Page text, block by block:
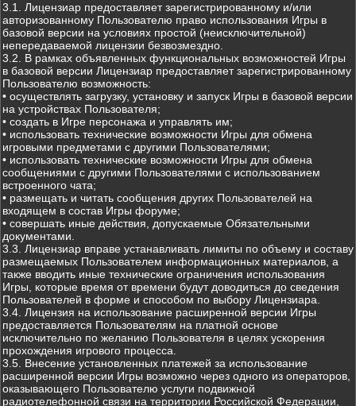
3.1. Лицензиар предоставляет зарегистрированному и/или
авторизованному Пользователю право использования Игры в
базовой версии на условиях простой (неисключительной)
непередаваемой лицензии безвозмездно.
3.2. В рамках объявленных функциональных возможностей Игры
в базовой версии Лицензиар предоставляет зарегистрированному
Пользователю возможность:
• осуществлять загрузку, установку и запуск Игры в базовой версии
на устройствах Пользователя;
• создать в Игре персонажа и управлять им;
• использовать технические возможности Игры для обмена
игровыми предметами с другими Пользователями;
• использовать технические возможности Игры для обмена
сообщениями с другими Пользователями с использованием
встроенного чата;
• размещать и читать сообщения других Пользователей на
входящем в состав Игры форуме;
• совершать иные действия, допускаемые Обязательными
документами.
3.3. Лицензиар вправе устанавливать лимиты по объему и составу
размещаемых Пользователем информационных материалов, а
также вводить иные технические ограничения использования
Игры, которые время от времени будут доводиться до сведения
Пользователей в форме и способом по выбору Лицензиара.
3.4. Лицензия на использование расширенной версии Игры
предоставляется Пользователям на платной основе
исключительно по желанию Пользователя в целях ускорения
прохождения игрового процесса.
3.5. Внесение установленных платежей за использование
расширенной версии Игры возможно через одного из операторов,
оказывающего Пользователю услуги подвижной
радиотелефонной связи на территории Российской Федерации,